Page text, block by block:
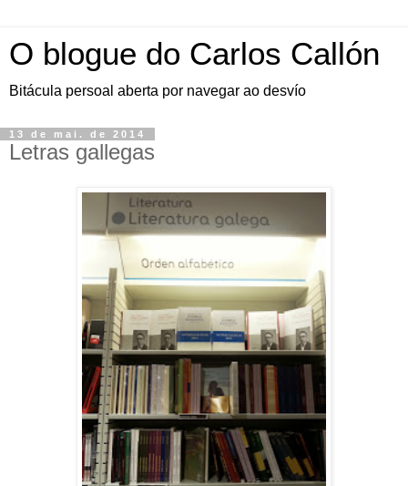
O blogue do Carlos Callón
Bitácula persoal aberta por navegar ao desvío
13 de mai. de 2014
Letras gallegas